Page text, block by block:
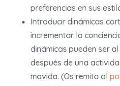
preferencias en sus
Introducir dinámicas
incrementar la
dinámicas pueden ser
después de una
movida. (Os remito al